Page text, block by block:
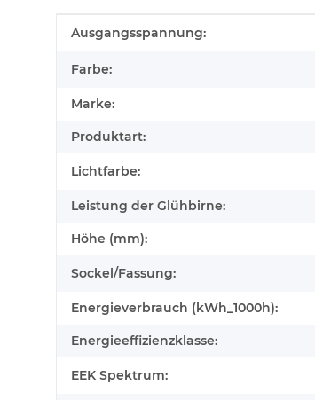
Produkteigenschaft
Wert
Ausgangsspannung:
Farbe:
Marke:
Produktart:
Lichtfarbe:
Leistung der Glühbirne:
Höhe (mm):
Sockel/Fassung:
Energieverbrauch (kWh_1000h):
Energieeffizienzklasse:
EEK Spektrum: